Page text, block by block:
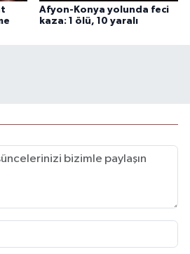
Afyon-Konya yolunda feci
kaza: 1 ölü, 10 yaralı